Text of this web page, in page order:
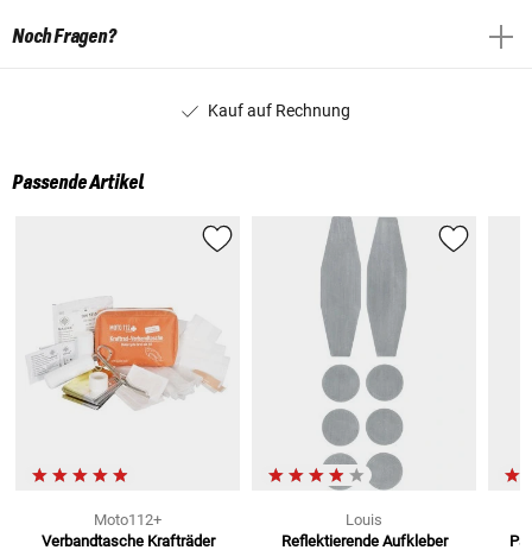
Noch Fragen?
Kauf auf Rechnung
Passende Artikel
Moto112+
Verbandtasche Krafträder
Louis
Reflektierende Aufkleber